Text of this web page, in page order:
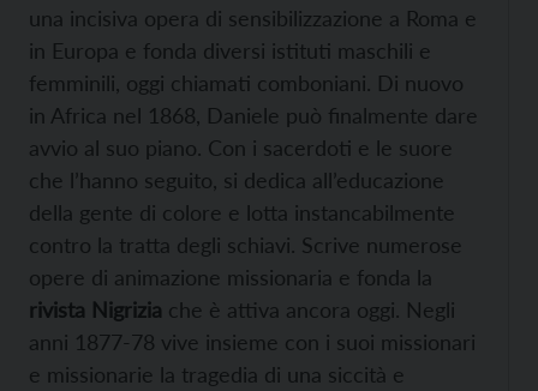
una incisiva opera di sensibilizzazione a Roma e
in Europa e fonda diversi istituti maschili e
femminili, oggi chiamati comboniani. Di nuovo
in Africa nel 1868, Daniele può finalmente dare
avvio al suo piano. Con i sacerdoti e le suore
che l’hanno seguito, si dedica all’educazione
della gente di colore e lotta instancabilmente
contro la tratta degli schiavi. Scrive numerose
opere di animazione missionaria e fonda la
rivista Nigrizia che è attiva ancora oggi. Negli
anni 1877-78 vive insieme con i suoi missionari
e missionarie la tragedia di una siccità e